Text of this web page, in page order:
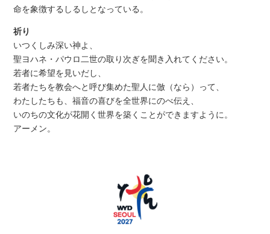
命を象徴するしるしとなっている。
祈り
いつくしみ深い神よ、
聖ヨハネ・パウロ二世の取り次ぎを聞き入れてください。
若者に希望を見いだし、
若者たちを教会へと呼び集めた聖人に倣（なら）って、
わたしたちも、福音の喜びを全世界にのべ伝え、
いのちの文化が花開く世界を築くことができますように。
アーメン。